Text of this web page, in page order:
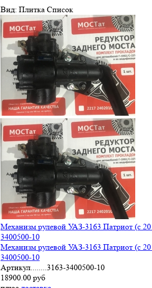
Вид: Плитка Список
Механизм рулевой УАЗ-3163 Патриот (с
3400500-10
Механизм рулевой УАЗ-3163 Патриот (с
3400500-10
Артикул........3163-3400500-10
18900.00 руб